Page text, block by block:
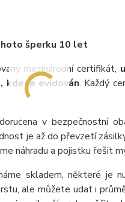
šperku 10 let
mezinárodní certifikát,
kde je evidován. Každý
v bezpečnostní
je až do převzetí
náhradu a pojistku řešit
skladem, některé je
ale můžete udat i